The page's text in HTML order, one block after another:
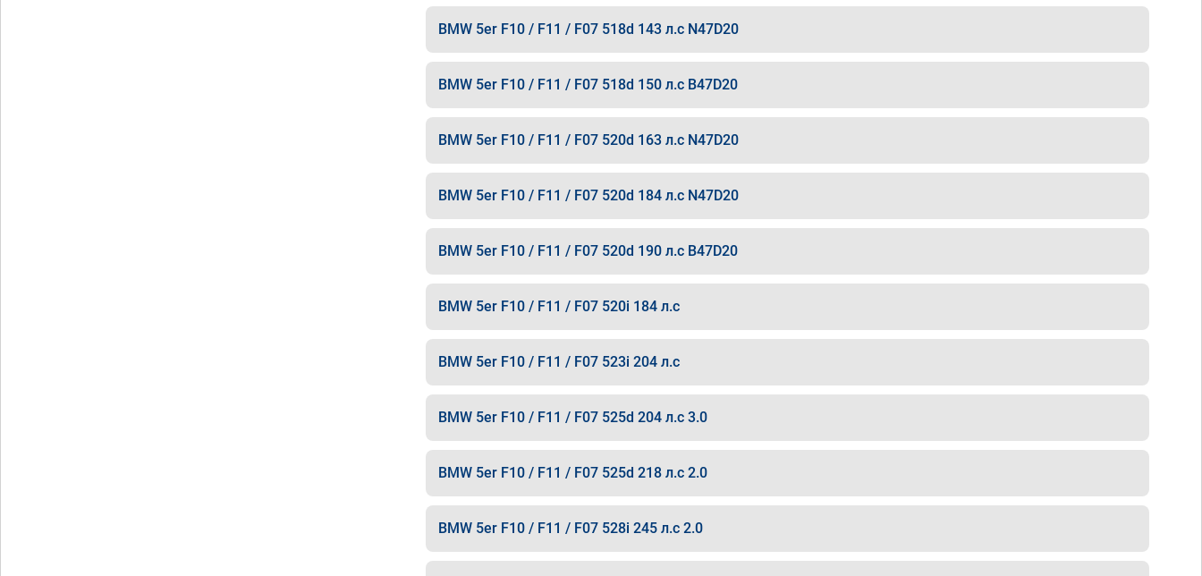
BMW 5er F10 / F11 / F07 518d 143 л.с N47D20
BMW 5er F10 / F11 / F07 518d 150 л.с B47D20
BMW 5er F10 / F11 / F07 520d 163 л.с N47D20
BMW 5er F10 / F11 / F07 520d 184 л.с N47D20
BMW 5er F10 / F11 / F07 520d 190 л.с B47D20
BMW 5er F10 / F11 / F07 520i 184 л.с
BMW 5er F10 / F11 / F07 523i 204 л.с
BMW 5er F10 / F11 / F07 525d 204 л.с 3.0
BMW 5er F10 / F11 / F07 525d 218 л.с 2.0
BMW 5er F10 / F11 / F07 528i 245 л.с 2.0